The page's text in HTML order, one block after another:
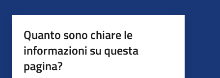
Quanto sono chiare le
informazioni su questa
pagina?